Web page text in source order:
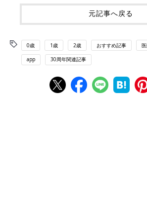
元記事へ戻る
0歳 1歳 2歳 おすすめ記事
app 30周年関連記事